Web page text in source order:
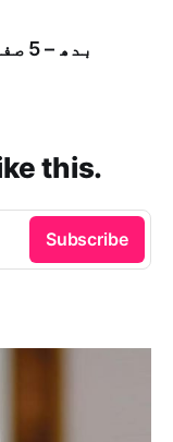
this.
Subscribe